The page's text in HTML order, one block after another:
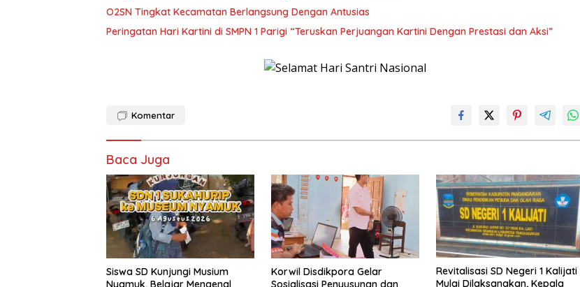
O2SN Tingkat Kecamatan Berlangsung Dengan Antusias
Peringatan Hari Kartini di SMPN 1 Parigi “Teruskan Perjuangan Kartini Dengan Prestasi dan Aksi”
Komentar
Baca Juga
Siswa SD Kunjungi Musium
Nyamuk, Belajar Mengenal
Korwil Disdikpora Gelar
Sosialisasi Penyusunan dan
Revitalisasi SD Negeri 1 Kalijati
Mulai Dilaksanakan, Kepala